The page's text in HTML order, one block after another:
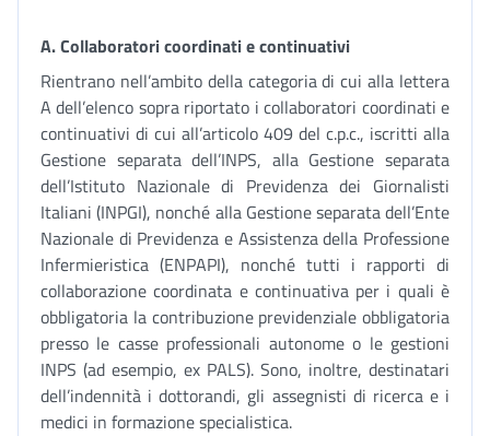
A. Collaboratori coordinati e continuativi
Rientrano nell’ambito della categoria di cui alla lettera
A dell’elenco sopra riportato i collaboratori coordinati e
continuativi di cui all’articolo 409 del c.p.c., iscritti alla
Gestione separata dell’INPS, alla Gestione separata
dell’Istituto Nazionale di Previdenza dei Giornalisti
Italiani (INPGI), nonché alla Gestione separata dell’Ente
Nazionale di Previdenza e Assistenza della Professione
Infermieristica (ENPAPI), nonché tutti i rapporti di
collaborazione coordinata e continuativa per i quali è
obbligatoria la contribuzione previdenziale obbligatoria
presso le casse professionali autonome o le gestioni
INPS (ad esempio, ex PALS). Sono, inoltre, destinatari
dell’indennità i dottorandi, gli assegnisti di ricerca e i
medici in formazione specialistica.